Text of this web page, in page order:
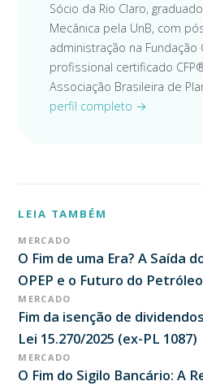
Sócio da Rio Claro,
Mecânica pela UnB, com
administração na Fundação
profissional certificado
Associação Brasileira de
perfil completo →
LEIA TAMBÉM
MERCADO
O Fim de uma Era? A Saída
OPEP e o Futuro do Petróleo
MERCADO
Fim da isenção de
Lei 15.270/2025 (ex-PL 1087)
MERCADO
O Fim do Sigilo Bancário: A